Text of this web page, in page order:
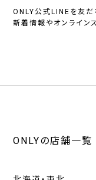
ONLY公式LINEを友だ
新着情報やオンライン
ONLYの店舗一覧